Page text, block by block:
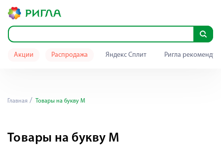
Акции Распродажа Яндекс Сплит Ригла
Главная Товары на букву M
Товары на букву M